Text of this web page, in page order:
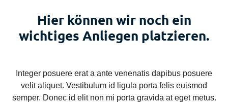
Hier können wir noch ein
wichtiges Anliegen platzieren.
Integer posuere erat a ante venenatis dapibus posuere
velit aliquet. Vestibulum id ligula porta felis euismod
semper. Donec id elit non mi porta gravida at eget metus.